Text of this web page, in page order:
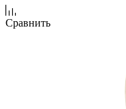
Сравнить